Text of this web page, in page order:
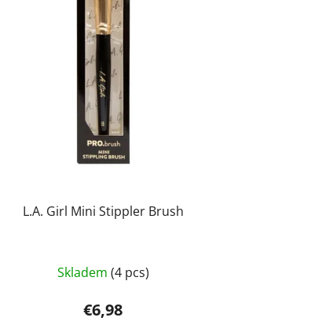
L.A. Girl Mini Stippler Brush
Skladem (4 pcs)
€6,98